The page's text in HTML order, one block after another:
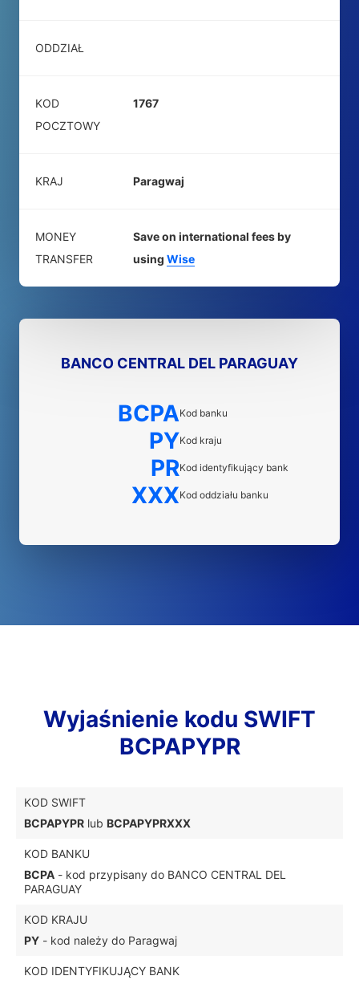
ODDZIAŁ
KOD
POCZTOWY
1767
KRAJ Paragwaj
MONEY
TRANSFER
Save on international fees by
using Wise
BANCO CENTRAL DEL PARAGUAY
BCPAKod banku
PYKod kraju
PRKod identyfikujący bank
XXXKod oddziału banku
Wyjaśnienie kodu SWIFT
BCPAPYPR
KOD SWIFT
BCPAPYPR lub BCPAPYPRXXX
KOD BANKU
BCPA - kod przypisany do BANCO CENTRAL DEL
PARAGUAY
KOD KRAJU
PY - kod należy do Paragwaj
KOD IDENTYFIKUJĄCY BANK